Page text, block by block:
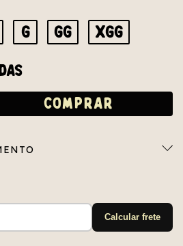
G GG XGG
ALTERAR CEP
Calcular frete